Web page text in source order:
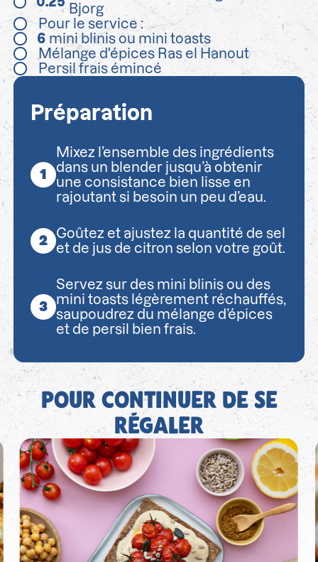
Bjorg
Pour le service :
6 mini blinis ou mini toasts
Mélange d'épices Ras el Hanout
Persil frais émincé
Préparation
Mixez l’ensemble des ingrédients
dans un blender jusqu’à obtenir
une consistance bien lisse en
rajoutant si besoin un peu d’eau.
Goûtez et ajustez la quantité de sel
et de jus de citron selon votre goût.
Servez sur des mini blinis ou des
mini toasts légèrement réchauffés,
saupoudrez du mélange d’épices
et de persil bien frais.
POUR CONTINUER DE SE
RÉGALER